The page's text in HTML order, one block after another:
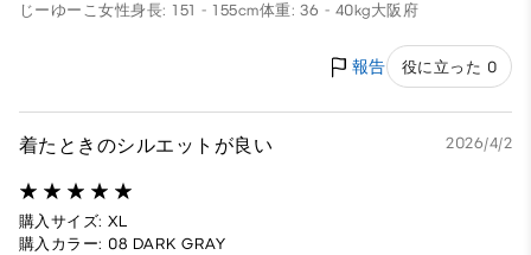
じーゆーこ女性身長: 151 - 155cm体重: 36 - 40kg大阪府
報告 役に立った 0
着たときのシルエットが良い 2026/4/2
購入サイズ: XL
購入カラー: 08 DARK GRAY